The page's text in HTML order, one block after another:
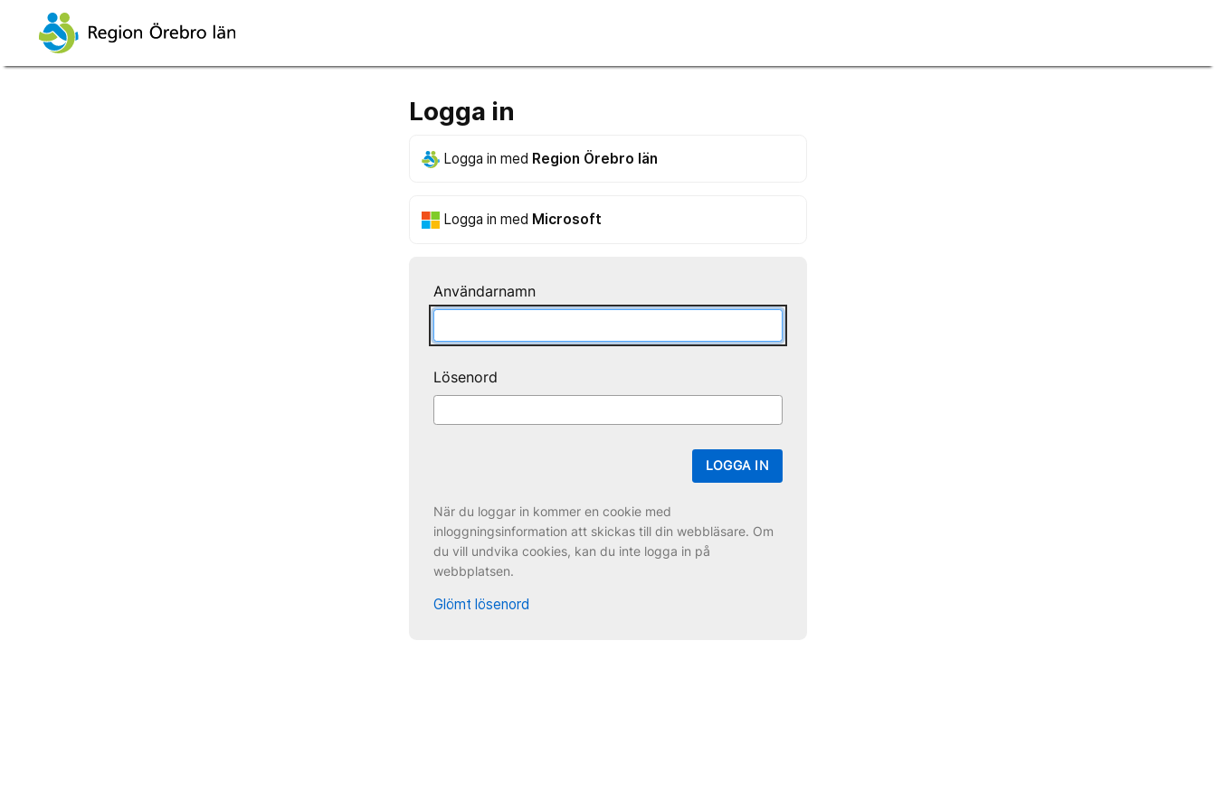
Logga in
Logga in med Region Örebro län
Logga in med Microsoft
Användarnamn
Lösenord
LOGGA IN
När du loggar in kommer en cookie med
inloggningsinformation att skickas till din webbläsare. Om
du vill undvika cookies, kan du inte logga in på
webbplatsen.
Glömt lösenord